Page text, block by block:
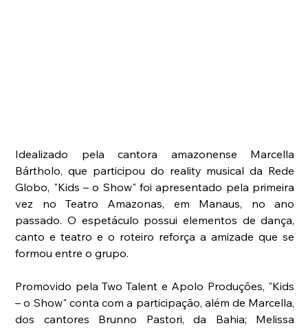
Idealizado pela cantora amazonense Marcella
Bártholo, que participou do reality musical da Rede
Globo, "Kids – o Show" foi apresentado pela primeira
vez no Teatro Amazonas, em Manaus, no ano
passado. O espetáculo possui elementos de dança,
canto e teatro e o roteiro reforça a amizade que se
formou entre o grupo.
Promovido pela Two Talent e Apolo Produções, "Kids
– o Show" conta com a participação, além de Marcella,
dos cantores Brunno Pastori, da Bahia; Melissa